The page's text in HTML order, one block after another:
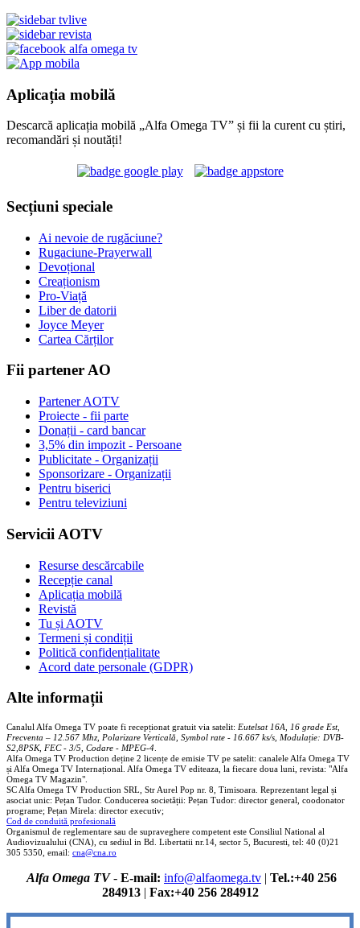
Aplicația mobilă
Descarcă aplicația mobilă „Alfa Omega TV” și fii la curent cu știri,
recomandări și noutăți!
Secțiuni speciale
Ai nevoie de rugăciune?
Rugaciune-Prayerwall
Devoțional
Creaționism
Pro-Viață
Liber de datorii
Joyce Meyer
Cartea Cărților
Fii partener AO
Partener AOTV
Proiecte - fii parte
Donații - card bancar
3,5% din impozit - Persoane
Publicitate - Organizații
Sponsorizare - Organizații
Pentru biserici
Pentru televiziuni
Servicii AOTV
Resurse descărcabile
Recepție canal
Aplicația mobilă
Revistă
Tu și AOTV
Termeni și condiții
Politică confidențialitate
Acord date personale (GDPR)
Alte informații
Canalul Alfa Omega TV poate fi recepționat gratuit via satelit: Eutelsat 16A, 16 grade Est,
Frecventa – 12.567 Mhz, Polarizare Verticală, Symbol rate - 16.667 ks/s, Modulație: DVB-
S2,8PSK, FEC - 3/5, Codare - MPEG-4
Alfa Omega TV Production deține 2 licențe de emisie TV pe satelit: canalele Alfa Omega TV
și Alfa Omega TV Internațional. Alfa Omega TV editeaza, la fiecare doua luni, revista: "Alfa
Omega TV Magazin".
SC Alfa Omega TV Production SRL, Str Aurel Pop nr. 8, Timisoara. Reprezentant legal și
asociat unic: Pețan Tudor. Conducerea societății: Pețan Tudor: director general, coodonator
programe; Pețan Mirela: director executiv;
Cod de conduită profesională
Organismul de reglementare sau de supraveghere competent este Consiliul National al
Audiovizualului (CNA), cu sediul in Bd. Libertatii nr.14, sector 5, Bucuresti, tel: 40 (0)21
305 5350, email: cna@cna.ro
Alfa Omega TV- E-mail: info@alfaomega.tv | Tel.:+40 256
284913| Fax:+40 256 284912